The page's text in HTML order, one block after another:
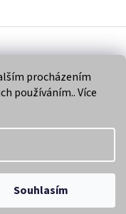
procházením
používáním.. Více
Souhlasím